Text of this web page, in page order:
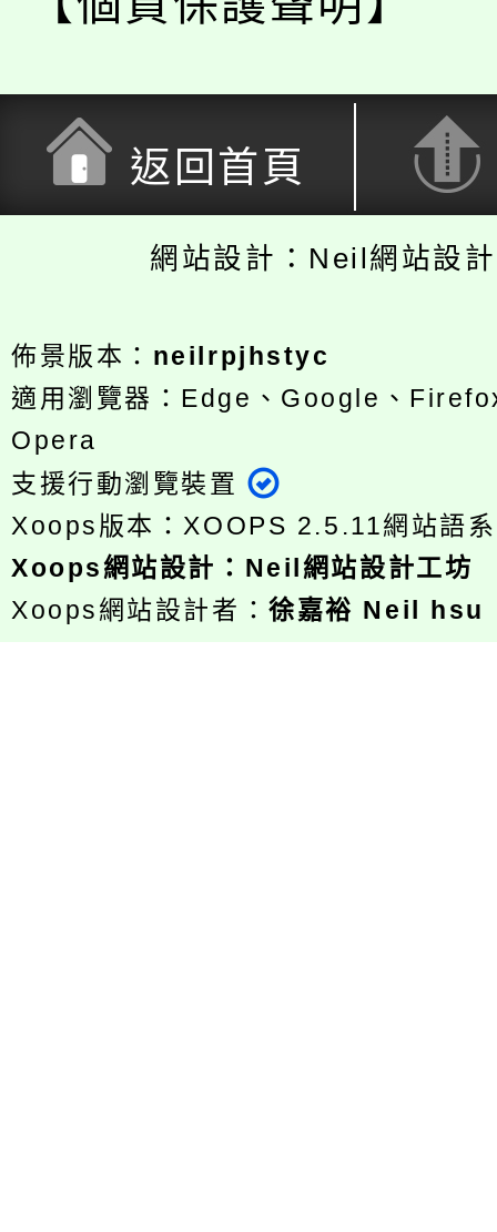
返回首頁
網站設計：Neil網站設
佈景版本： neilrpjhstyc
適用瀏覽器：Edge、Google、
Opera
支援行動瀏覽裝置
Xoops版本： XOOPS 2.5.11網站語
Xoops網站設計 ： Neil網站設計工坊
Xoops網站設計者：徐嘉裕 Neil hsu